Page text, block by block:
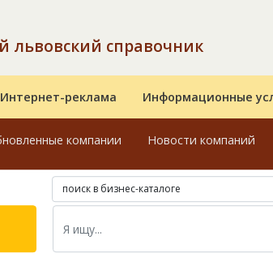
львовский справочник
Интернет-реклама Информационные
компании Новости компаний
поиск в бизнес-каталоге